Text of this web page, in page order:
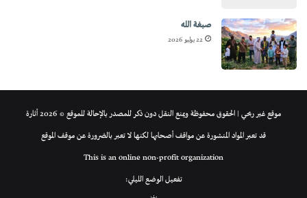
صبغة الله
22 يوليو 2026
موقع غير ربحي | الحقوق محفوظة ويمنع النقل دون ذكر للمصدر بالإحالة للموقع © 2026 أثارة
قد تعبر المواد المنشورة عن مواقف أصحابها لكنها لا تعبر بالضرورة عن موقف الموقع
This is an online non-profit organization
تفعيل الوضع الليلي: